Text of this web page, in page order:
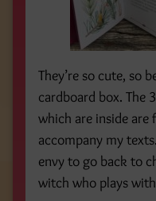
They’re so cute, so
cardboard box. The
which are inside
accompany my
envy to go back to
witch who plays